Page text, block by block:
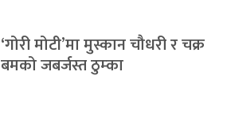
‘गोरी मोटी’मा मुस्कान चौधरी र चक्र
बमको जबर्जस्त ठुम्का